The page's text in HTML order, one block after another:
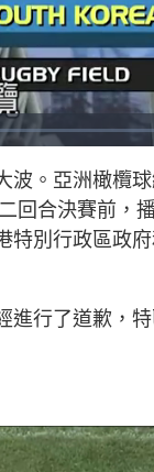
波。亞洲橄欖
回合決賽前，
特別行政區政
進行了道歉，